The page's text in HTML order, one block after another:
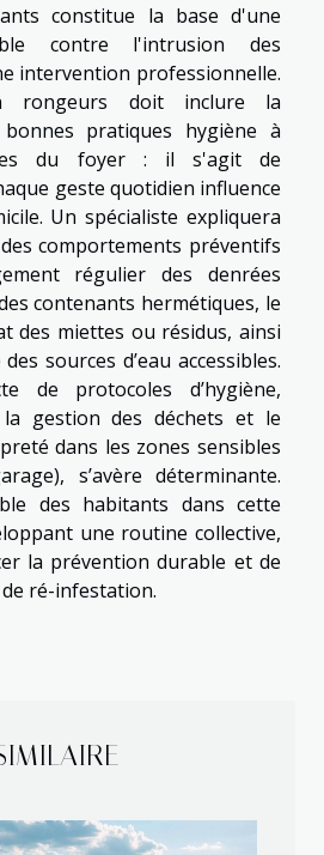
constitue la base d'une
contre l'intrusion des
intervention professionnelle.
rongeurs doit inclure la
pratiques hygiène à
du foyer : il s'agit de
geste quotidien influence
Un spécialiste expliquera
comportements préventifs
régulier des denrées
contenants hermétiques, le
des miettes ou résidus, ainsi
sources d’eau accessibles.
de protocoles d’hygiène,
gestion des déchets et le
dans les zones sensibles
s’avère déterminante.
des habitants dans cette
une routine collective,
la prévention durable et de
ré-infestation.